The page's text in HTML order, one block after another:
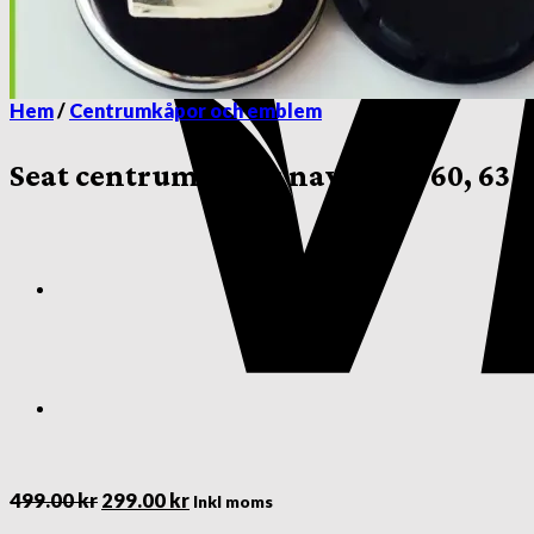
Hem/ Centrumkåpor och emblem
Seat centrumkåpor navkåpor 60, 63
499.00kr Det
299.00 krDet
Inkl moms